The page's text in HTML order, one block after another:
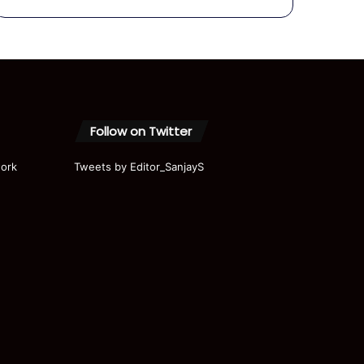
अपार्टमेंट में
पूरी कहानी
Follow on Twitter
Tweets by Editor_SanjayS